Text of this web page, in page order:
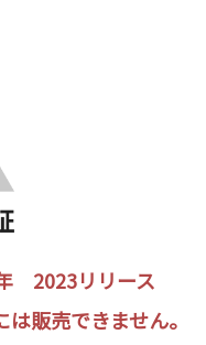
2023リリース
販売できません。